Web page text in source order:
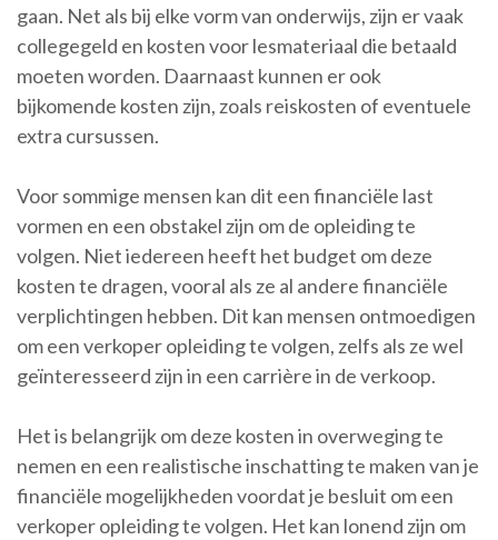
gaan. Net als bij elke vorm van onderwijs, zijn er vaak
collegegeld en kosten voor lesmateriaal die betaald
moeten worden. Daarnaast kunnen er ook
bijkomende kosten zijn, zoals reiskosten of eventuele
extra cursussen.
Voor sommige mensen kan dit een financiële last
vormen en een obstakel zijn om de opleiding te
volgen. Niet iedereen heeft het budget om deze
kosten te dragen, vooral als ze al andere financiële
verplichtingen hebben. Dit kan mensen ontmoedigen
om een verkoper opleiding te volgen, zelfs als ze wel
geïnteresseerd zijn in een carrière in de verkoop.
Het is belangrijk om deze kosten in overweging te
nemen en een realistische inschatting te maken van je
financiële mogelijkheden voordat je besluit om een
verkoper opleiding te volgen. Het kan lonend zijn om